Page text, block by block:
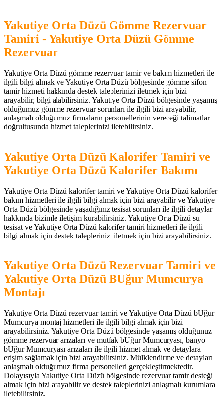
Yakutiye Orta Düzü Gömme Rezervuar
Tamiri - Yakutiye Orta Düzü Gömme
Rezervuar
Yakutiye Orta Düzü gömme rezervuar tamir ve bakım hizmetleri ile
ilgili bilgi almak ve Yakutiye Orta Düzü bölgesinde gömme sifon
tamir hizmeti hakkında destek taleplerinizi iletmek için bizi
arayabilir, bilgi alabilirsiniz. Yakutiye Orta Düzü bölgesinde yaşamış
olduğumuz gömme rezervuar sorunları ile ilgili bizi arayabilir,
anlaşmalı olduğumuz firmaların personellerinin vereceği talimatlar
doğrultusunda hizmet taleplerinizi iletebilirsiniz.
Yakutiye Orta Düzü Kalorifer Tamiri ve
Yakutiye Orta Düzü Kalorifer Bakımı
Yakutiye Orta Düzü kalorifer tamiri ve Yakutiye Orta Düzü kalorifer
bakım hizmetleri ile ilgili bilgi almak için bizi arayabilir ve Yakutiye
Orta Düzü bölgesinde yaşadığınız tesisat sorunları ile ilgili detaylar
hakkında bizimle iletişim kurabilirsiniz. Yakutiye Orta Düzü su
tesisat ve Yakutiye Orta Düzü kalorifer tamiri hizmetleri ile ilgili
bilgi almak için destek taleplerinizi iletmek için bizi arayabilirsiniz.
Yakutiye Orta Düzü Rezervuar Tamiri ve
Yakutiye Orta Düzü BUğur Mumcurya
Montajı
Yakutiye Orta Düzü rezervuar tamiri ve Yakutiye Orta Düzü bUğur
Mumcurya montaj hizmetleri ile ilgili bilgi almak için bizi
arayabilirsiniz. Yakutiye Orta Düzü bölgesinde yaşamış olduğunuz
gömme rezervuar arızaları ve mutfak bUğur Mumcuryası, banyo
bUğur Mumcuryası arızaları ile ilgili hizmet almak ve detaylara
erişim sağlamak için bizi arayabilirsiniz. Mülklendirme ve detayları
anlaşmalı olduğumuz firma personelleri gerçekleştirmektedir.
Dolayısıyla Yakutiye Orta Düzü bölgesinde rezervuar tamir desteği
almak için bizi arayabilir ve destek taleplerinizi anlaşmalı kurumlara
iletebilirsiniz.